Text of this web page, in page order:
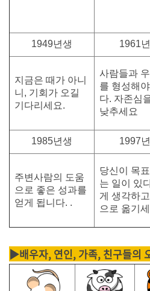
1949년생 1961
지금은 때가 아니
니, 기회가 오길
기다리세요.
사람들과
를 형성해야
다. 자존심
낮추세요
1985년생 1997
주변사람의 도움
으로 좋은 성과를
얻게 됩니다. .
당신이 목
는 일이 있
게 생각하
으로 옮기
▶배우자, 연인, 가족, 친구들의